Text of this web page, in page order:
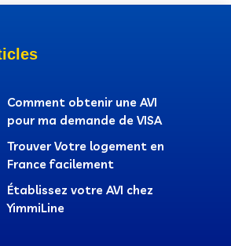
Comment obtenir une AVI
pour ma demande de VISA
Trouver Votre logement en
France facilement
Établissez votre AVI chez
YimmiLine